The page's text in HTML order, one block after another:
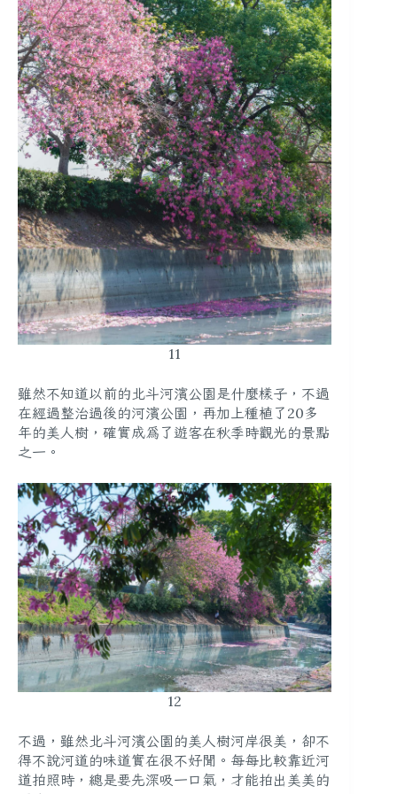
11
雖然不知道以前的北斗河濱公園是什麼樣子，不過
在經過整治過後的河濱公園，再加上種植了20多
年的美人樹，確實成為了遊客在秋季時觀光的景點
之一。
12
不過，雖然北斗河濱公園的美人樹河岸很美，卻不
得不說河道的味道實在很不好聞。每每比較靠近河
道拍照時，總是要先深吸一口氣，才能拍出美美的